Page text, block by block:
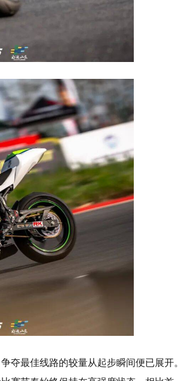
夺最佳线路的较量从起步瞬间便已展开。